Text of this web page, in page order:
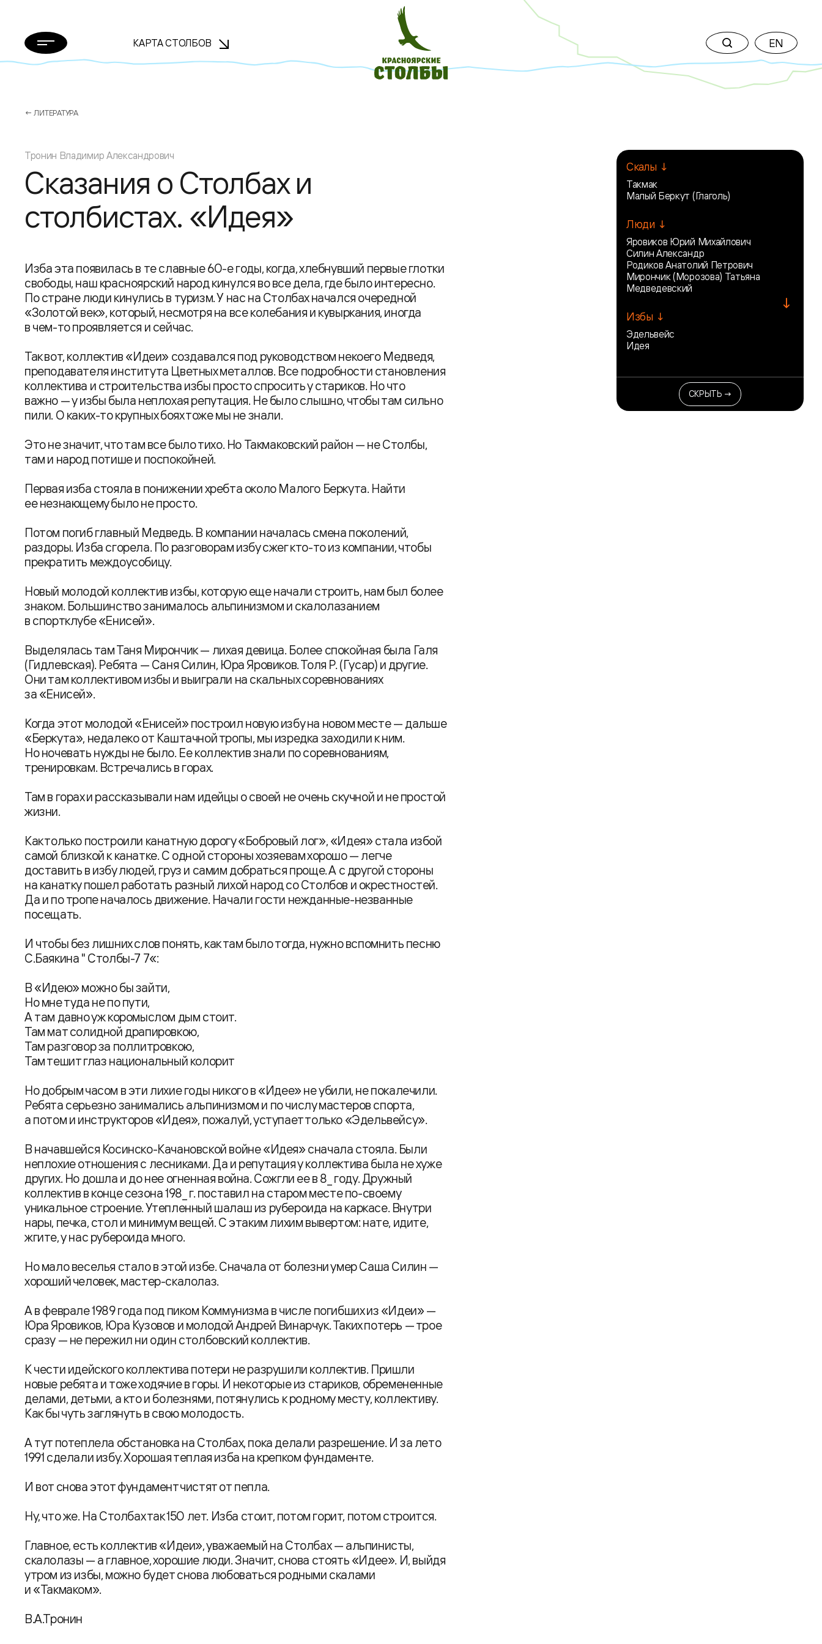
КАРТА СТОЛБОВ EN
← ЛИТЕРАТУРА
Тронин Владимир Александрович
Сказания о Столбах и
столбистах. «Идея»
Изба эта появилась в те славные 60-е годы, когда, хлебнувший первые глотки
свободы, наш красноярский народ кинулся во все дела, где было интересно.
По стране люди кинулись в туризм. У нас на Столбах начался очередной
«Золотой век», который, несмотря на все колебания и кувыркания, иногда
в чем-то проявляется и сейчас.
Так вот, коллектив «Идеи» создавался под руководством некоего Медведя,
преподавателя института Цветных металлов. Все подробности становления
коллектива и строительства избы просто спросить у стариков. Но что
важно — у избы была неплохая репутация. Не было слышно, чтобы там сильно
пили. О каких-то крупных боях тоже мы не знали.
Это не значит, что там все было тихо. Но Такмаковский район — не Столбы,
там и народ потише и поспокойней.
Первая изба стояла в понижении хребта около Малого Беркута. Найти
ее незнающему было не просто.
Потом погиб главный Медведь. В компании началась смена поколений,
раздоры. Изба сгорела. По разговорам избу сжег кто-то из компании, чтобы
прекратить междоусобицу.
Новый молодой коллектив избы, которую еще начали строить, нам был более
знаком. Большинство занималось альпинизмом и скалолазанием
в спортклубе «Енисей».
Выделялась там Таня Мирончик — лихая девица. Более спокойная была Галя
(Гидлевская). Ребята — Саня Силин, Юра Яровиков. Толя Р. (Гусар) и другие.
Они там коллективом избы и выиграли на скальных соревнованиях
за «Енисей».
Когда этот молодой «Енисей» построил новую избу на новом месте — дальше
«Беркута», недалеко от Каштачной тропы, мы изредка заходили к ним.
Но ночевать нужды не было. Ее коллектив знали по соревнованиям,
тренировкам. Встречались в горах.
Там в горах и рассказывали нам идейцы о своей не очень скучной и не простой
жизни.
Как только построили канатную дорогу «Бобровый лог», «Идея» стала избой
самой близкой к канатке. С одной стороны хозяевам хорошо — легче
доставить в избу людей, груз и самим добраться проще. А с другой стороны
на канатку пошел работать разный лихой народ со Столбов и окрестностей.
Да и по тропе началось движение. Начали гости нежданные-незванные
посещать.
И чтобы без лишних слов понять, как там было тогда, нужно вспомнить песню
С.Баякина " Столбы-7 7«:
В «Идею» можно бы зайти,
Но мне туда не по пути,
А там давно уж коромыслом дым стоит.
Там мат солидной драпировкою,
Там разговор за поллитровкою,
Там тешит глаз национальный колорит
Но добрым часом в эти лихие годы никого в «Идее» не убили, не покалечили.
Ребята серьезно занимались альпинизмом и по числу мастеров спорта,
а потом и инструкторов «Идея», пожалуй, уступает только «Эдельвейсу».
В начавшейся Косинско-Качановской войне «Идея» сначала стояла. Были
неплохие отношения с лесниками. Да и репутация у коллектива была не хуже
других. Но дошла и до нее огненная война. Сожгли ее в 8_ году. Дружный
коллектив в конце сезона 198_ г. поставил на старом месте по-своему
уникальное строение. Утепленный шалаш из рубероида на каркасе. Внутри
нары, печка, стол и минимум вещей. С этаким лихим вывертом: нате, идите,
жгите, у нас рубероида много.
Но мало веселья стало в этой избе. Сначала от болезни умер Саша Силин —
хороший человек, мастер-скалолаз.
А в феврале 1989 года под пиком Коммунизма в числе погибших из «Идеи» —
Юра Яровиков, Юра Кузовов и молодой Андрей Винарчук. Таких потерь — трое
сразу — не пережил ни один столбовский коллектив.
К чести идейского коллектива потери не разрушили коллектив. Пришли
новые ребята и тоже ходячие в горы. И некоторые из стариков, обремененные
делами, детьми, а кто и болезнями, потянулись к родному месту, коллективу.
Как бы чуть заглянуть в свою молодость.
А тут потеплела обстановка на Столбах, пока делали разрешение. И за лето
1991 сделали избу. Хорошая теплая изба на крепком фундаменте.
И вот снова этот фундамент чистят от пепла.
Ну, что же. На Столбах так 150 лет. Изба стоит, потом горит, потом строится.
Главное, есть коллектив «Идеи», уважаемый на Столбах — альпинисты,
скалолазы — а главное, хорошие люди. Значит, снова стоять «Идее». И, выйдя
утром из избы, можно будет снова любоваться родными скалами
и «Такмаком».
В.А.Тронин
Скалы ↓
Такмак
Малый Беркут (Глаголь)
Люди ↓
Яровиков Юрий Михайлович
Силин Александр
Родиков Анатолий Петрович
Мирончик (Морозова) Татьяна
Медведевский
↓
Избы ↓
Эдельвейс
Идея
СКРЫТЬ →